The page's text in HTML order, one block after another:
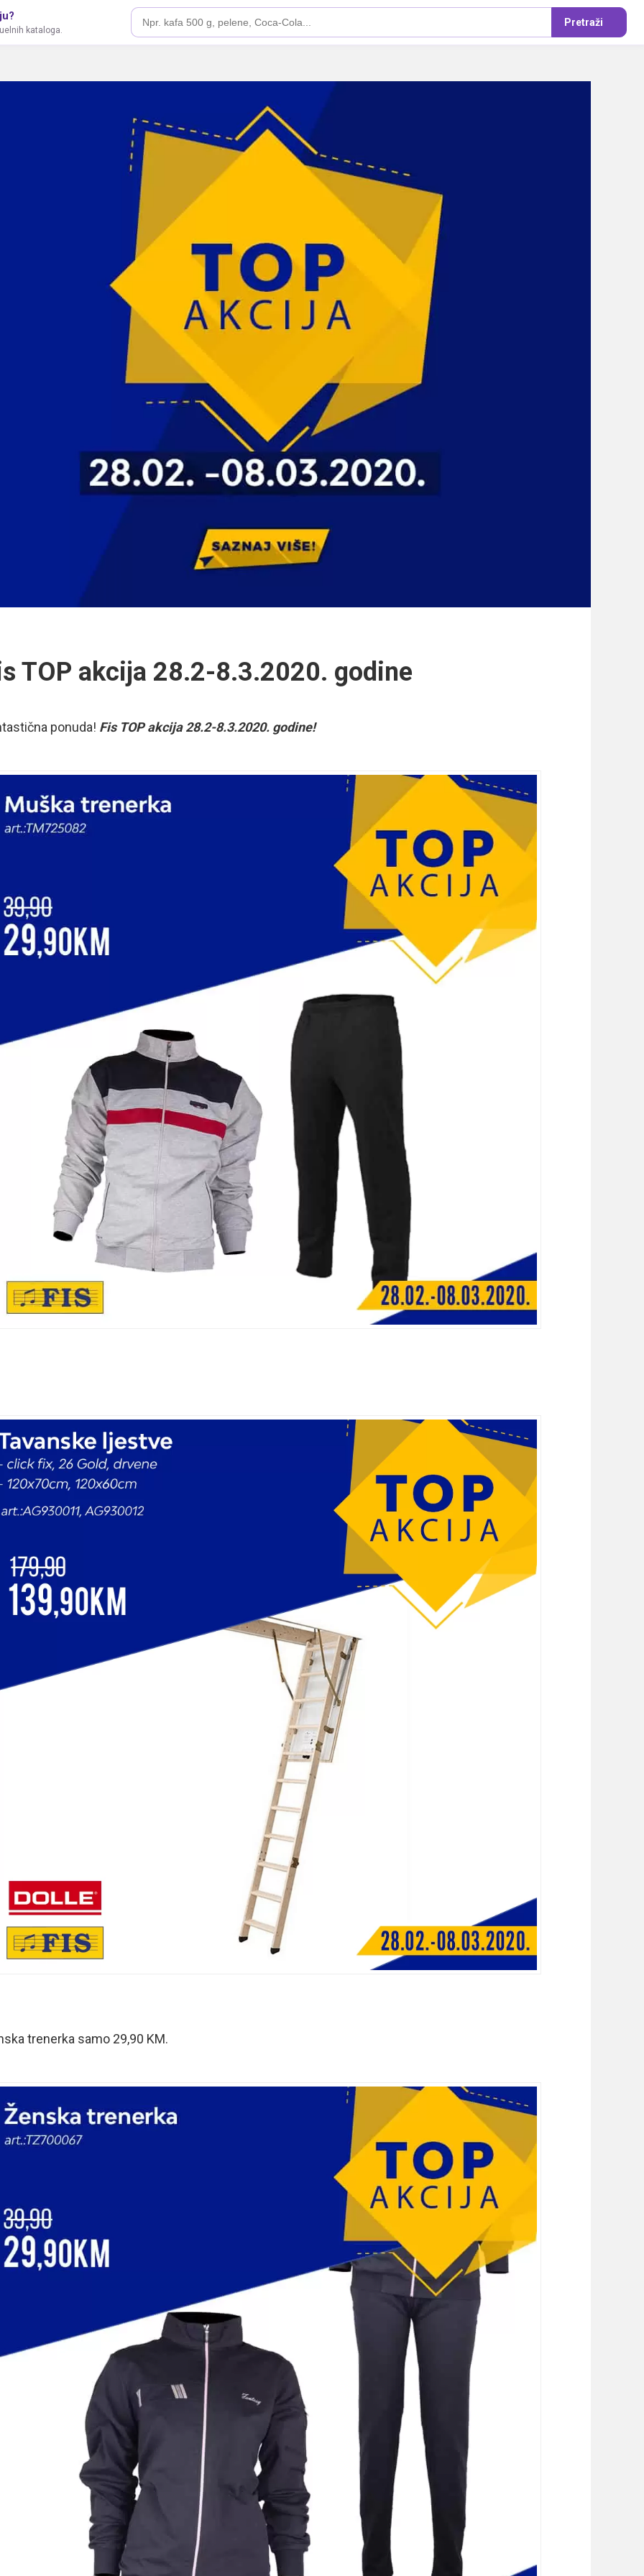
kataloga.
Pretraži
TOP akcija 28.2-8.3.2020. godine
ponuda! Fis TOP akcija 28.2-8.3.2020. godine!
trenerka samo 29,90 KM.